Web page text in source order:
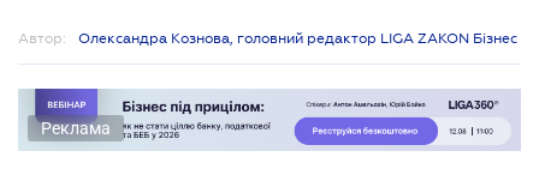
Автор: Олександра Кознова, головний редактор LIGA ZAKON Бізнес
Реклама